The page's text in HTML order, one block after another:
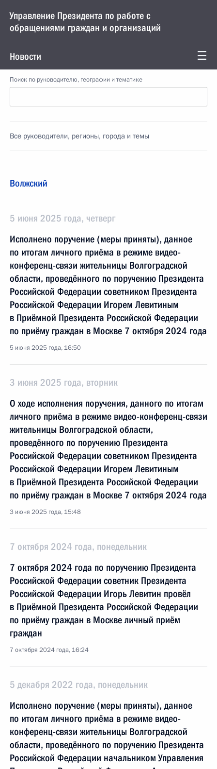
Управление Президента по работе с
обращениями граждан и организаций
Новости
Поиск по руководителю, географии и тематике
Все руководители, регионы, города и темы
Волжский
5 июня 2025 года, четверг
Исполнено поручение (меры приняты), данное
по итогам личного приёма в режиме видео-
конференц-связи жительницы Волгоградской
области, проведённого по поручению Президента
Российской Федерации советником Президента
Российской Федерации Игорем Левитиным
в Приёмной Президента Российской Федерации
по приёму граждан в Москве 7 октября 2024 года
5 июня 2025 года, 16:50
3 июня 2025 года, вторник
О ходе исполнения поручения, данного по итогам
личного приёма в режиме видео-конференц-связи
жительницы Волгоградской области,
проведённого по поручению Президента
Российской Федерации советником Президента
Российской Федерации Игорем Левитиным
в Приёмной Президента Российской Федерации
по приёму граждан в Москве 7 октября 2024 года
3 июня 2025 года, 15:48
7 октября 2024 года, понедельник
7 октября 2024 года по поручению Президента
Российской Федерации советник Президента
Российской Федерации Игорь Левитин провёл
в Приёмной Президента Российской Федерации
по приёму граждан в Москве личный приём
граждан
7 октября 2024 года, 16:24
5 декабря 2022 года, понедельник
Исполнено поручение (меры приняты), данное
по итогам личного приёма в режиме видео-
конференц-связи жительницы Волгоградской
области, проведённого по поручению Президента
Российской Федерации начальником Управления